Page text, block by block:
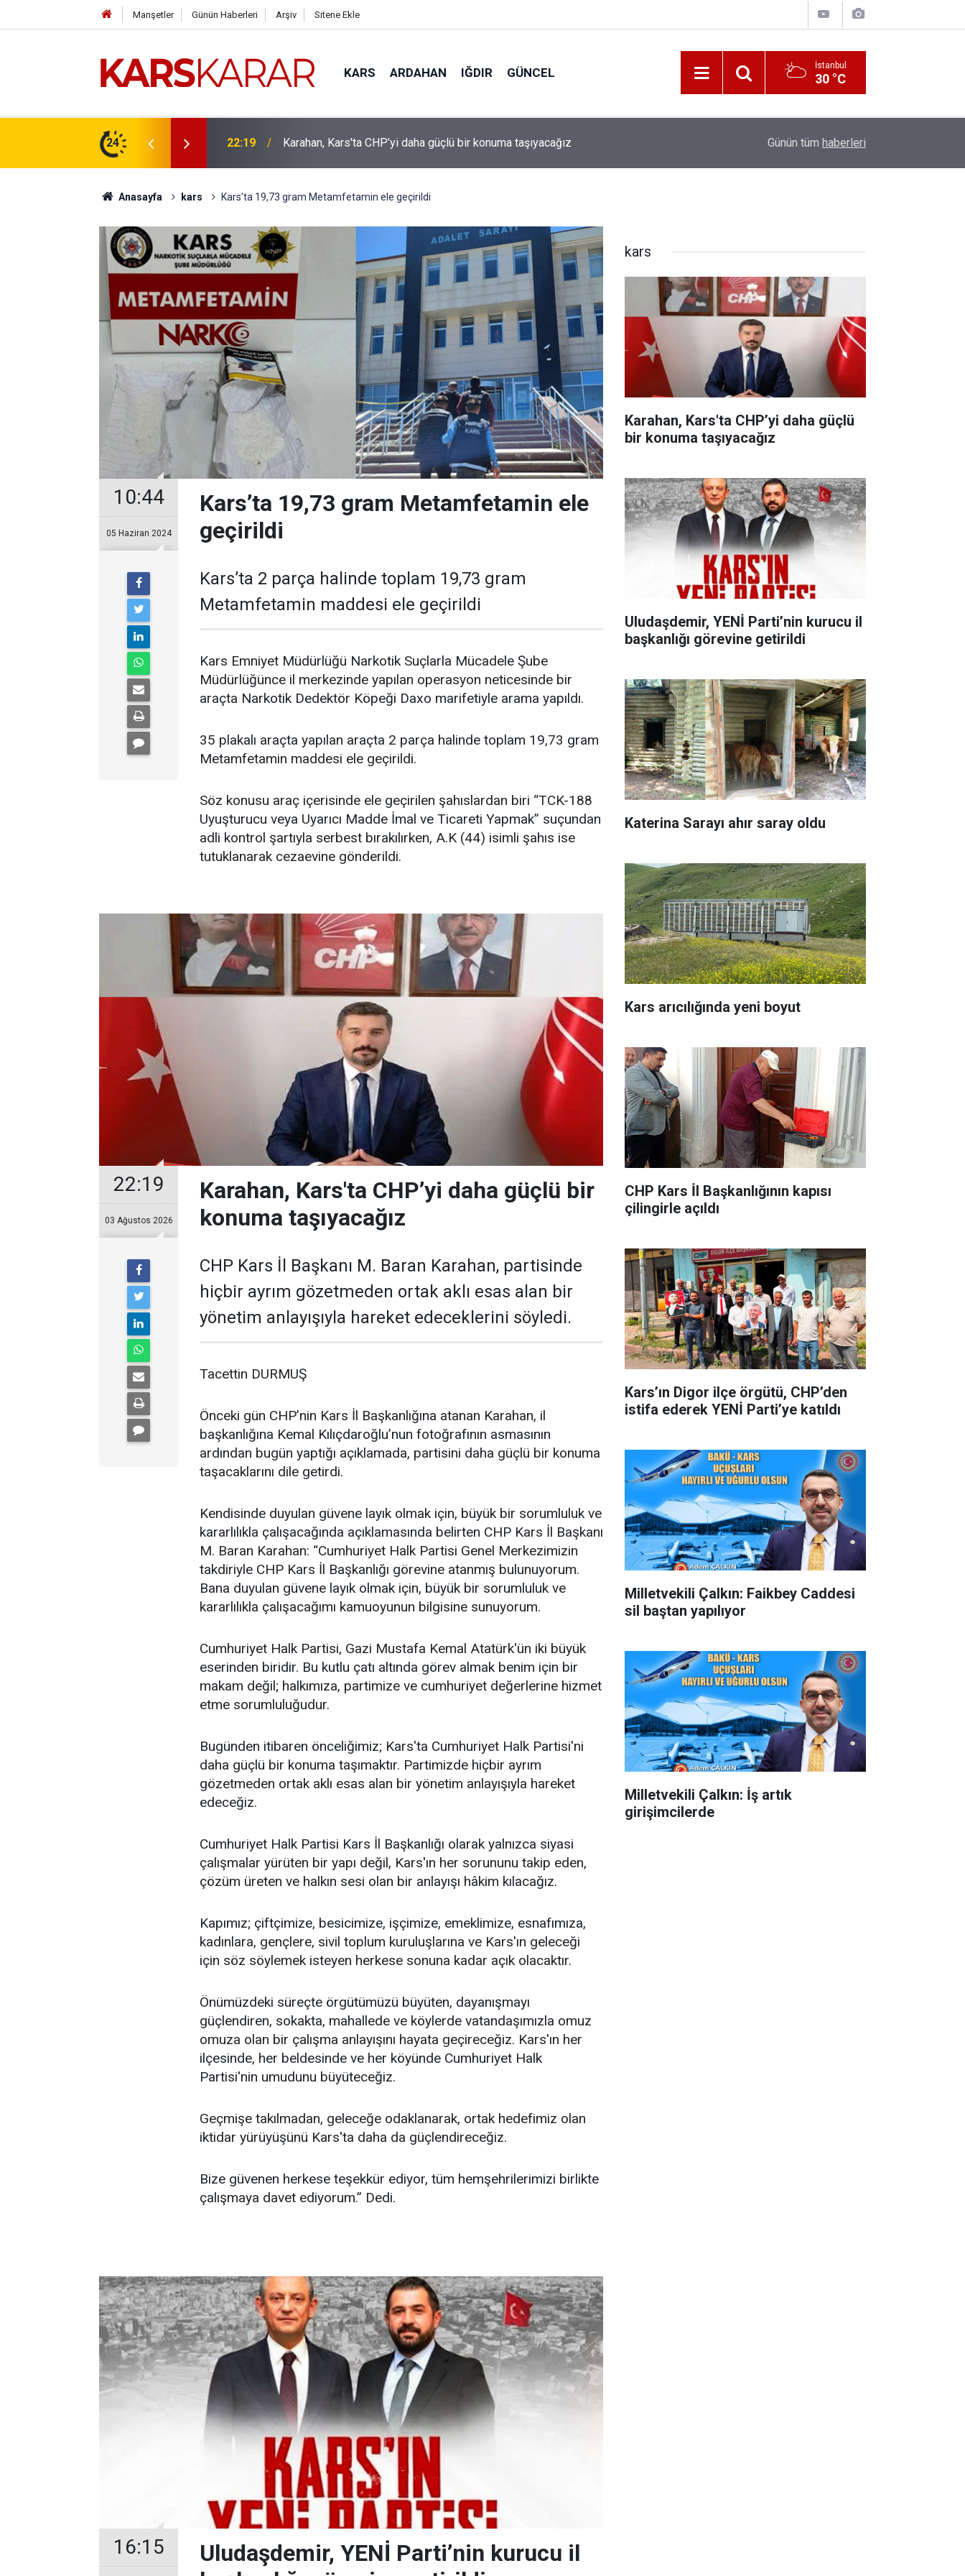
Manşetler Günün Haberleri Arşiv Sitene Ekle
KARS ARDAHAN IĞDIR GÜNCEL İstanbul
30 °C
24
bir konuma taşıyacağız 16:15 Uludaşdemir, YENİ Parti’nin kurucu il başkanlığı görevine getirildi Katerina Sarayı ahır saray oldu
Günün tüm haberleri
Anasayfa kars Kars’ta 19,73 gram Metamfetamin ele geçirildi
10:44
05 Haziran 2024
Kars’ta 19,73 gram Metamfetamin ele
geçirildi
Kars’ta 2 parça halinde toplam 19,73 gram
Metamfetamin maddesi ele geçirildi
Kars Emniyet Müdürlüğü Narkotik Suçlarla Mücadele Şube
Müdürlüğünce il merkezinde yapılan operasyon neticesinde bir
araçta Narkotik Dedektör Köpeği Daxo marifetiyle arama yapıldı.
35 plakalı araçta yapılan araçta 2 parça halinde toplam 19,73 gram
Metamfetamin maddesi ele geçirildi.
Söz konusu araç içerisinde ele geçirilen şahıslardan biri “TCK-188
Uyuşturucu veya Uyarıcı Madde İmal ve Ticareti Yapmak” suçundan
adli kontrol şartıyla serbest bırakılırken, A.K (44) isimli şahıs ise
tutuklanarak cezaevine gönderildi.
22:19
03 Ağustos 2026
Karahan, Kars'ta CHP’yi daha güçlü bir
konuma taşıyacağız
CHP Kars İl Başkanı M. Baran Karahan, partisinde
hiçbir ayrım gözetmeden ortak aklı esas alan bir
yönetim anlayışıyla hareket edeceklerini söyledi.
Tacettin DURMUŞ
Önceki gün CHP’nin Kars İl Başkanlığına atanan Karahan, il
başkanlığına Kemal Kılıçdaroğlu’nun fotoğrafının asmasının
ardından bugün yaptığı açıklamada, partisini daha güçlü bir konuma
taşacaklarını dile getirdi.
Kendisinde duyulan güvene layık olmak için, büyük bir sorumluluk ve
kararlılıkla çalışacağında açıklamasında belirten CHP Kars İl Başkanı
M. Baran Karahan: “Cumhuriyet Halk Partisi Genel Merkezimizin
takdiriyle CHP Kars İl Başkanlığı görevine atanmış bulunuyorum.
Bana duyulan güvene layık olmak için, büyük bir sorumluluk ve
kararlılıkla çalışacağımı kamuoyunun bilgisine sunuyorum.
Cumhuriyet Halk Partisi, Gazi Mustafa Kemal Atatürk'ün iki büyük
eserinden biridir. Bu kutlu çatı altında görev almak benim için bir
makam değil; halkımıza, partimize ve cumhuriyet değerlerine hizmet
etme sorumluluğudur.
Bugünden itibaren önceliğimiz; Kars'ta Cumhuriyet Halk Partisi'ni
daha güçlü bir konuma taşımaktır. Partimizde hiçbir ayrım
gözetmeden ortak aklı esas alan bir yönetim anlayışıyla hareket
edeceğiz.
Cumhuriyet Halk Partisi Kars İl Başkanlığı olarak yalnızca siyasi
çalışmalar yürüten bir yapı değil, Kars'ın her sorununu takip eden,
çözüm üreten ve halkın sesi olan bir anlayışı hâkim kılacağız.
Kapımız; çiftçimize, besicimize, işçimize, emeklimize, esnafımıza,
kadınlara, gençlere, sivil toplum kuruluşlarına ve Kars'ın geleceği
için söz söylemek isteyen herkese sonuna kadar açık olacaktır.
Önümüzdeki süreçte örgütümüzü büyüten, dayanışmayı
güçlendiren, sokakta, mahallede ve köylerde vatandaşımızla omuz
omuza olan bir çalışma anlayışını hayata geçireceğiz. Kars'ın her
ilçesinde, her beldesinde ve her köyünde Cumhuriyet Halk
Partisi'nin umudunu büyüteceğiz.
Geçmişe takılmadan, geleceğe odaklanarak, ortak hedefimiz olan
iktidar yürüyüşünü Kars'ta daha da güçlendireceğiz.
Bize güvenen herkese teşekkür ediyor, tüm hemşehrilerimizi birlikte
çalışmaya davet ediyorum.” Dedi.
16:15
Uludaşdemir, YENİ Parti’nin kurucu il
kars
Karahan, Kars'ta CHP’yi daha güçlü
bir konuma taşıyacağız
Uludaşdemir, YENİ Parti’nin kurucu il
başkanlığı görevine getirildi
Katerina Sarayı ahır saray oldu
Kars arıcılığında yeni boyut
CHP Kars İl Başkanlığının kapısı
çilingirle açıldı
Kars’ın Digor ilçe örgütü, CHP’den
istifa ederek YENİ Parti’ye katıldı
Milletvekili Çalkın: Faikbey Caddesi
sil baştan yapılıyor
Milletvekili Çalkın: İş artık
girişimcilerde